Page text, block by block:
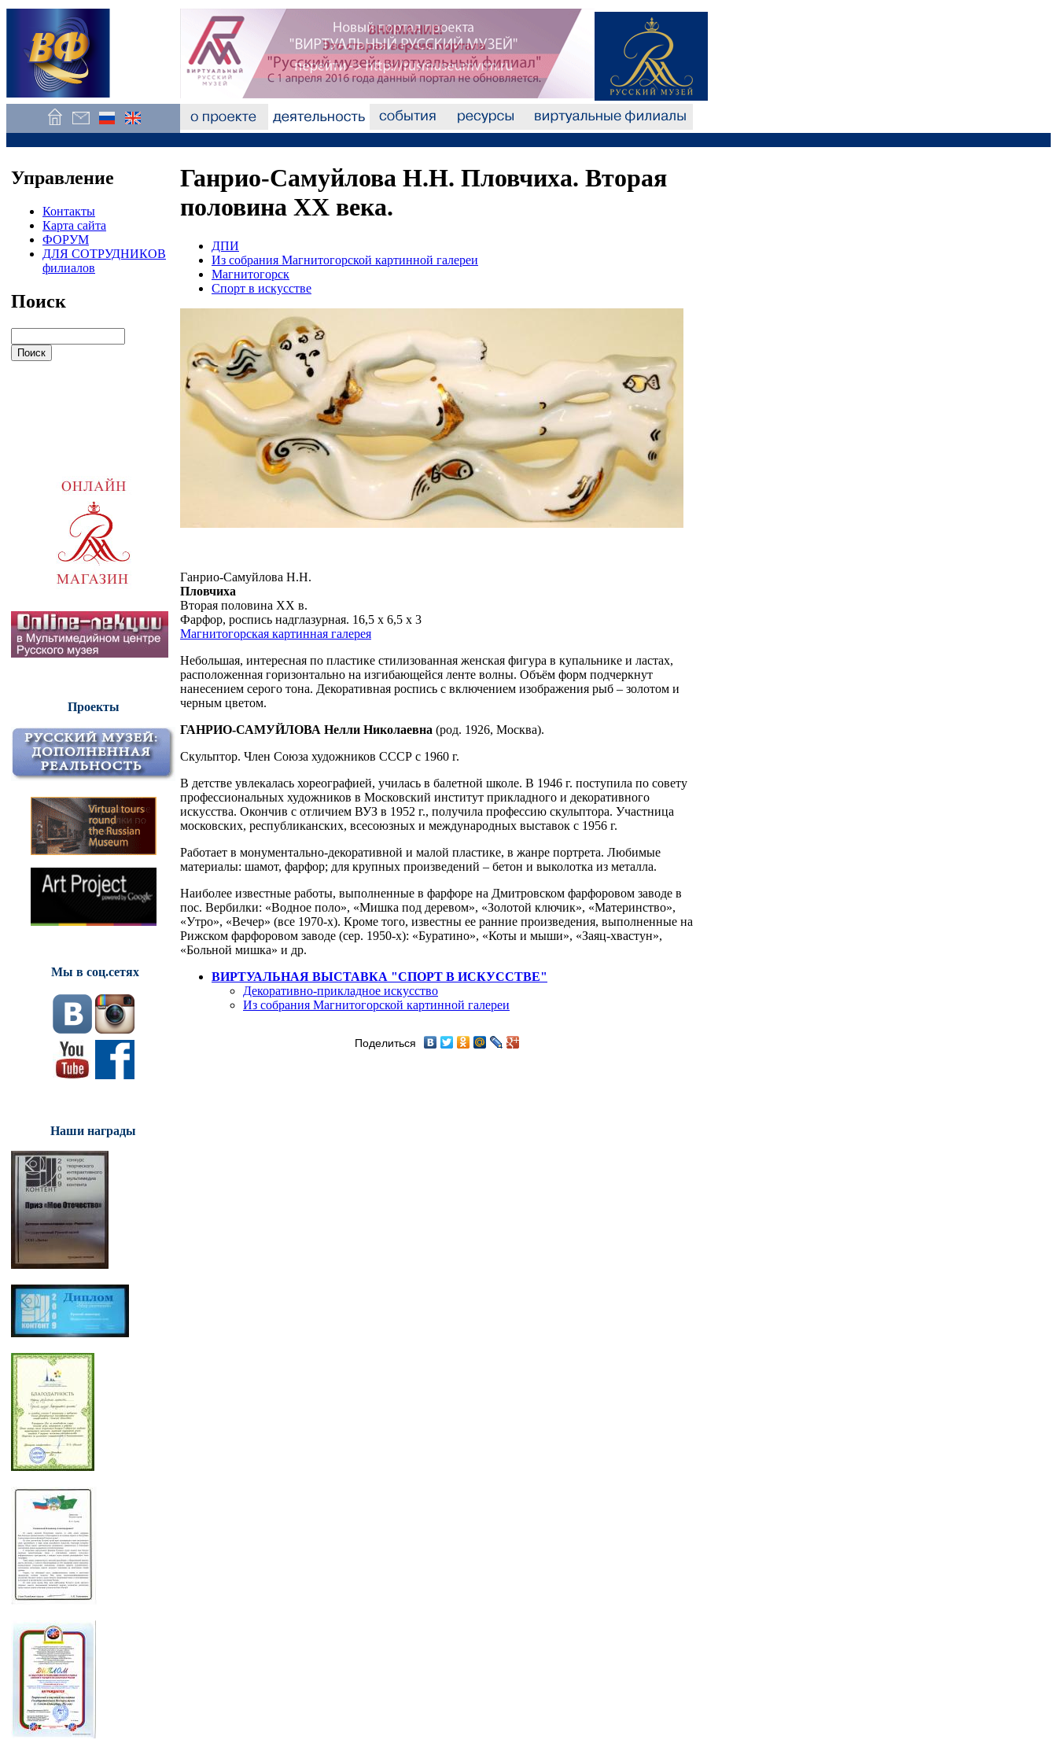
Управление
Контакты
Карта сайта
ФОРУМ
ДЛЯ СОТРУДНИКОВ
филиалов
Поиск
Проекты
Мы в соц.сетях
Наши награды
Ганрио-Самуйлова Н.Н. Пловчиха. Вторая
половина XX века.
ДПИ
Из собрания Магнитогорской картинной галереи
Магнитогорск
Спорт в искусстве
Ганрио-Самуйлова Н.Н.
Пловчиха
Вторая половина XX в.
Фарфор, роспись надглазурная. 16,5 х 6,5 х 3
Магнитогорская картинная галерея
Небольшая, интересная по пластике стилизованная женская фигура в купальнике и ластах,
расположенная горизонтально на изгибающейся ленте волны. Объём форм подчеркнут
нанесением серого тона. Декоративная роспись с включением изображения рыб – золотом и
черным цветом.
ГАНРИО-САМУЙЛОВА Нелли Николаевна (род. 1926, Москва).
Скульптор. Член Союза художников СССР с 1960 г.
В детстве увлекалась хореографией, училась в балетной школе. В 1946 г. поступила по совету
профессиональных художников в Московский институт прикладного и декоративного
искусства. Окончив с отличием ВУЗ в 1952 г., получила профессию скульптора. Участница
московских, республиканских, всесоюзных и международных выставок с 1956 г.
Работает в монументально-декоративной и малой пластике, в жанре портрета. Любимые
материалы: шамот, фарфор; для крупных произведений – бетон и выколотка из металла.
Наиболее известные работы, выполненные в фарфоре на Дмитровском фарфоровом заводе в
пос. Вербилки: «Водное поло», «Мишка под деревом», «Золотой ключик», «Материнство»,
«Утро», «Вечер» (все 1970-х). Кроме того, известны ее ранние произведения, выполненные на
Рижском фарфоровом заводе (сер. 1950-х): «Буратино», «Коты и мыши», «Заяц-хвастун»,
«Больной мишка» и др.
ВИРТУАЛЬНАЯ ВЫСТАВКА "СПОРТ В ИСКУССТВЕ"
Декоративно-прикладное искусство
Из собрания Магнитогорской картинной галереи
Поделиться